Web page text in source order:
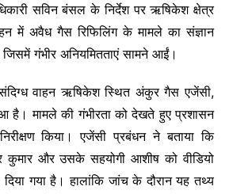
सविन बंसल के निर्देश पर ऋषिकेश क्षेत्र
में अवैध गैस रिफिलिंग के मामले का संज्ञान
गंभीर अनियमितताएं सामने आईं।
वाहन ऋषिकेश स्थित अंकुर गैस एजेंसी,
है। मामले की गंभीरता को देखते हुए प्रशासन
किया। एजेंसी प्रबंधन ने बताया कि
कुमार और उसके सहयोगी आशीष को वीडियो
गया है। हालांकि जांच के दौरान यह तथ्य